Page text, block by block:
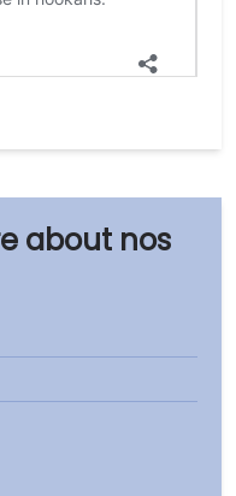
nos